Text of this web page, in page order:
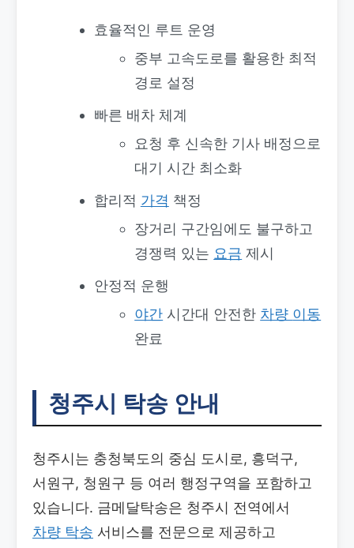
효율적인 루트 운영
중부 고속도로를 활용한 최적
경로 설정
빠른 배차 체계
요청 후 신속한 기사 배정으로
대기 시간 최소화
합리적 가격 책정
장거리 구간임에도 불구하고
경쟁력 있는 요금 제시
안정적 운행
야간 시간대 안전한 차량 이동
완료
청주시 탁송 안내
청주시는 충청북도의 중심 도시로, 흥덕구,
서원구, 청원구 등 여러 행정구역을 포함하고
있습니다. 금메달탁송은 청주시 전역에서
차량 탁송 서비스를 전문으로 제공하고